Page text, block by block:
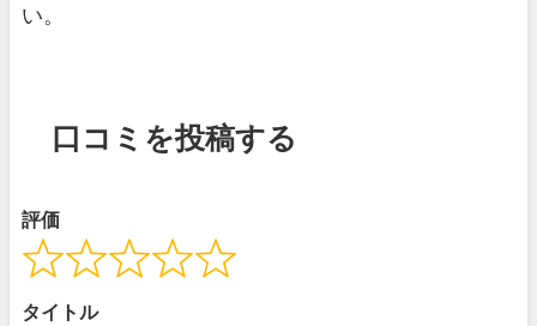
い。
口コミを投稿する
評価
タイトル